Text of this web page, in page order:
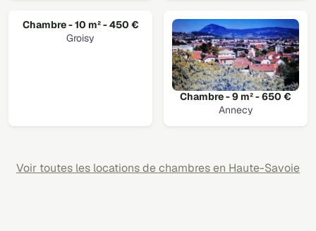
Chambre - 10 m² - 450 €
Groisy
Chambre - 9 m² - 650 €
Annecy
Voir toutes les locations de chambres en Haute-Savoie